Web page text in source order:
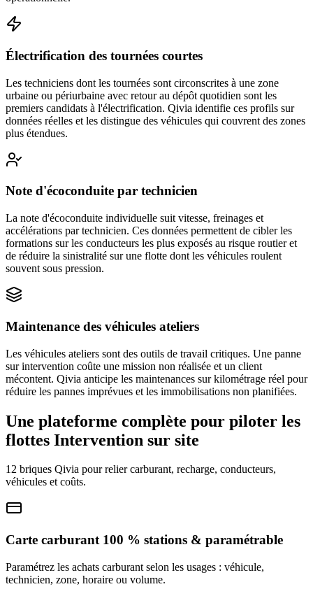
Électrification des tournées courtes
Les techniciens dont les tournées sont circonscrites à une zone
urbaine ou périurbaine avec retour au dépôt quotidien sont les
premiers candidats à l'électrification. Qivia identifie ces profils sur
données réelles et les distingue des véhicules qui couvrent des zones
plus étendues.
Note d'écoconduite par technicien
La note d'écoconduite individuelle suit vitesse, freinages et
accélérations par technicien. Ces données permettent de cibler les
formations sur les conducteurs les plus exposés au risque routier et
de réduire la sinistralité sur une flotte dont les véhicules roulent
souvent sous pression.
Maintenance des véhicules ateliers
Les véhicules ateliers sont des outils de travail critiques. Une panne
sur intervention coûte une mission non réalisée et un client
mécontent. Qivia anticipe les maintenances sur kilométrage réel pour
réduire les pannes imprévues et les immobilisations non planifiées.
Une plateforme complète pour piloter les
flottes Intervention sur site
12 briques Qivia pour relier carburant, recharge, conducteurs,
véhicules et coûts.
Carte carburant 100 % stations & paramétrable
Paramétrez les achats carburant selon les usages : véhicule,
technicien, zone, horaire ou volume.